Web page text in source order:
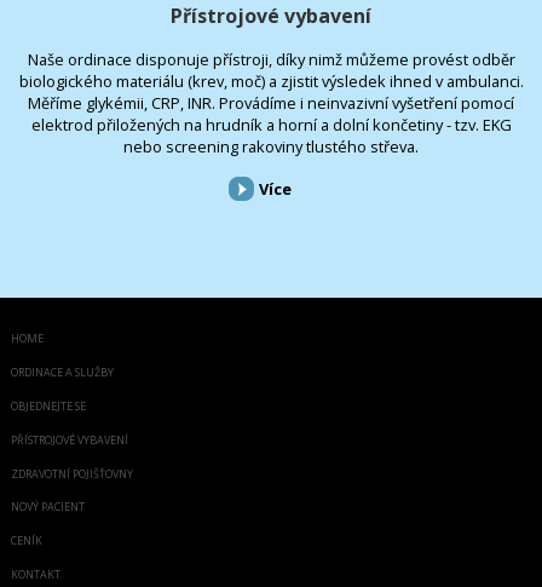
Přístrojové vybavení
Naše ordinace disponuje přístroji, díky nimž můžeme provést odběr
biologického materiálu (krev, moč) a zjistit výsledek ihned v ambulanci.
Měříme glykémii, CRP, INR. Provádíme i neinvazivní vyšetření pomocí
elektrod přiložených na hrudník a horní a dolní končetiny - tzv. EKG
nebo screening rakoviny tlustého střeva.
Více
HOME
ORDINACE A SLUŽBY
OBJEDNEJTE SE
PŘÍSTROJOVÉ VYBAVENÍ
ZDRAVOTNÍ POJIŠŤOVNY
NOVÝ PACIENT
CENÍK
KONTAKT